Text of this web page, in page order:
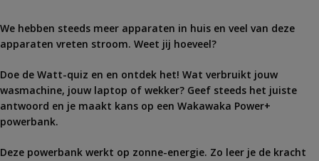
We hebben steeds meer apparaten in huis en veel van deze
apparaten vreten stroom. Weet jij hoeveel?
Doe de Watt-quiz en en ontdek het! Wat verbruikt jouw
wasmachine, jouw laptop of wekker? Geef steeds het juiste
antwoord en je maakt kans op een Wakawaka Power+
powerbank.
Deze powerbank werkt op zonne-energie. Zo leer je de kracht